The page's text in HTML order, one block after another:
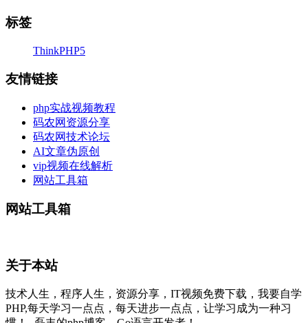
标签
ThinkPHP5
友情链接
php实战视频教程
码农网资源分享
码农网技术论坛
AI文章伪原创
vip视频在线解析
网站工具箱
网站工具箱
关于本站
技术人生，程序人生，资源分享，IT视频免费下载，我要自学
PHP,每天学习一点点，每天进步一点点，让学习成为一种习